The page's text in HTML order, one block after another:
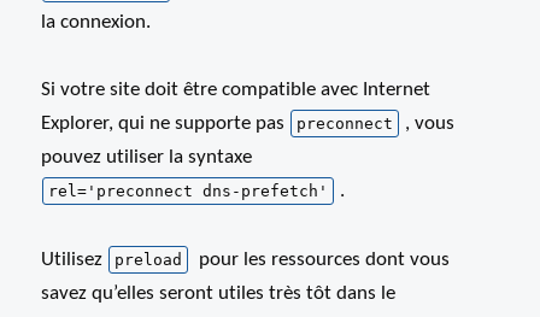
la connexion.
Si votre site doit être compatible avec Internet
Explorer, qui ne supporte pas
preconnect
, vous
pouvez utiliser la syntaxe
rel='preconnect dns-prefetch' .
Utilisez preload
pour les ressources dont vous
savez qu’elles seront utiles très tôt dans le